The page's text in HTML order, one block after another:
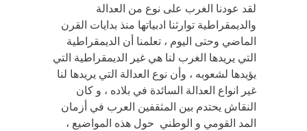
لقد عودنا الغرب على نوع من العدالة
والديمقراطية توارثنا ادبياتها منذ بدايات القرن
الماضي وحتى اليوم ، تعلمنا أن الديمقراطية
التي يريدها الغرب لنا هي غير الديمقراطية التي
يؤيدها لشعوبه ، وأن نوع العدالة التي يريدها لنا
غير انواع العدالة السائدة في بلاده ، و كان
النقاش يحتدم بين المثقفين العرب في أزمان
المد القومي و الوطني حول هذه المواضيع ،